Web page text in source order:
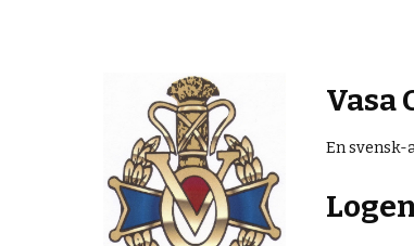
Vasa
En